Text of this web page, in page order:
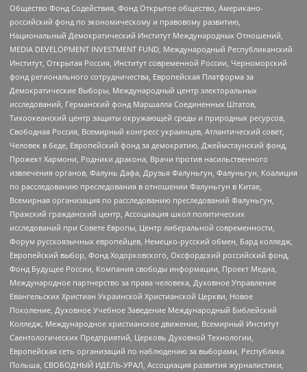
Общество Фонд Содействия, Фонд Открытое общество, Американо-
российский фонд по экономическому и правовому развитию,
Национальный Демократический Институт Международных Отношений,
MEDIA DEVELOPMENT INVESTMENT FUND, Международный Республиканский
Институт, Открытая Россия, Институт современной России, Черноморский
фонд регионального сотрудничества, Европейская Платформа за
Демократические Выборы, Международный центр электоральных
исследований, Германский фонд Маршалла Соединенных Штатов,
Тихоокеанский центр защиты окружающей среды и природных ресурсов,
Свободная Россия, Всемирный конгресс украинцев, Атлантический совет,
Человек в беде, Европейский фонд за демократию, Джеймстаунский фонд,
Прожект Хармони, Родники дракона, Врачи против насильственного
извлечения органов, Фалунь Дафа, Друзья Фалуньгун, Фалуньгун, Коалиция
по расследованию преследования в отношении Фалуньгун в Китае,
Всемирная организация по расследованию преследований Фалуньгун,
Пражский гражданский центр, Ассоциация школ политических
исследований при Совете Европы, Центр либеральной современности,
Форум русскоязычных европейцев, Немецко-русский обмен, Бард колледж,
Европейский выбор, Фонд Ходорковского, Оксфордский российский фонд,
Фонд Будущее России, Компания свободы информации, Проект Медиа,
Международное партнерство за права человека, Духовное Управление
Евангельских Христиан Украинской Христианской Церкви, Новое
Поколение, Духовное Учебное Заведение Международный Библейский
Колледж, Международное христианское движение, Всемирный Институт
Саентологических Предприятий, Церковь Духовной Технологии,
Европейская сеть организаций по наблюдению за выборами, Республика
Польша, СВОБОДНЫЙ ИДЕЛЬ-УРАЛ, Ассоциация развития журналистики,